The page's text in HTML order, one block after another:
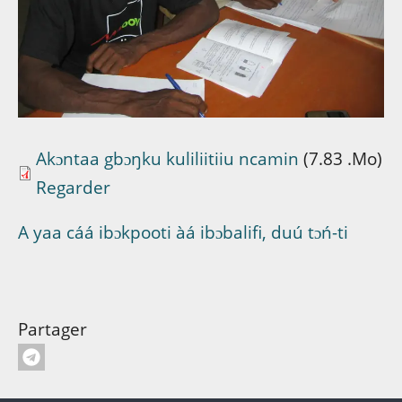
Akɔntaa gbɔŋku kuliliitiiu ncamin (7.83 .Mo)
Regarder
A yaa cáá ibɔkpooti àá ibɔbalifi, duú tɔń-ti
Partager